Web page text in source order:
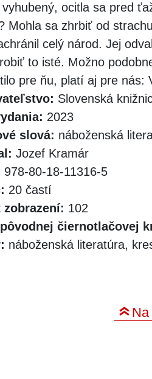
vyhubený, ocitla sa pred
Mohla sa zhrbiť od
celý národ. Jej
to isté. Možno
pre ňu, platí aj pre nás:
Slovenská
2023
slová: náboženská
Jozef Kramár
978-80-18-11316-5
20 častí
zobrazení: 102
čiernotlačovej
náboženská literatúra,